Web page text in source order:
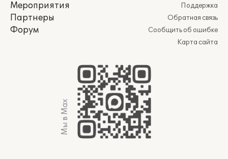
Мероприятия
Партнеры
Форум
Поддержка
Обратная связь
Сообщить об ошибке
Карта сайта
Мы в Max